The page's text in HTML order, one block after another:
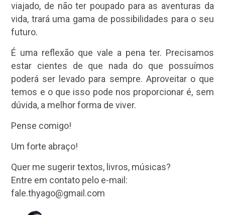
viajado, de não ter poupado para as aventuras da
vida, trará uma gama de possibilidades para o seu
futuro.
É uma reflexão que vale a pena ter. Precisamos
estar cientes de que nada do que possuímos
poderá ser levado para sempre. Aproveitar o que
temos e o que isso pode nos proporcionar é, sem
dúvida, a melhor forma de viver.
Pense comigo!
Um forte abraço!
Quer me sugerir textos, livros, músicas?
Entre em contato pelo e-mail:
fale.thyago@gmail.com